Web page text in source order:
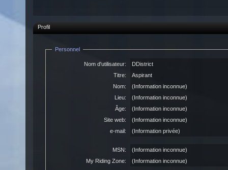
Profil
Personnel
Nom d'utilisateur:
DDistrict
Titre:
Aspirant
Nom:
(Information inconnue)
Lieu:
(Information inconnue)
Âge:
(Information inconnue)
Site web:
(Information inconnue)
e-mail:
(Information privée)
MSN:
(Information inconnue)
My Riding Zone:
(Information inconnue)